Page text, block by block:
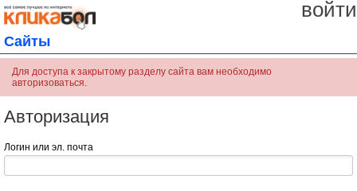
войти
Сайты
Для доступа к закрытому разделу сайта вам необходимо
авторизоваться.
Авторизация
Логин или эл. почта